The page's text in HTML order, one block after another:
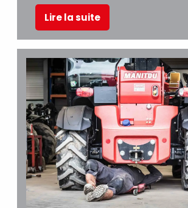
Lire la suite